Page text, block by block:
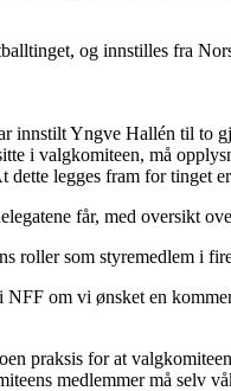
og innstilles fra
innstilt Yngve Hallén til to
i valgkomiteen, må
legges fram for tinget
får, med oversikt
roller som styremedlem i
om vi ønsket en
praksis for at
medlemmer må selv